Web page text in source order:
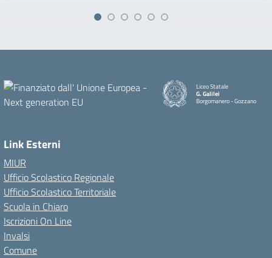
Liceo Statale
G. Galilei
Borgomanero - Gozzano
Link Esterni
MIUR
Ufficio Scolastico Regionale
Ufficio Scolastico Territoriale
Scuola in Chiaro
Iscrizioni On Line
Invalsi
Comune